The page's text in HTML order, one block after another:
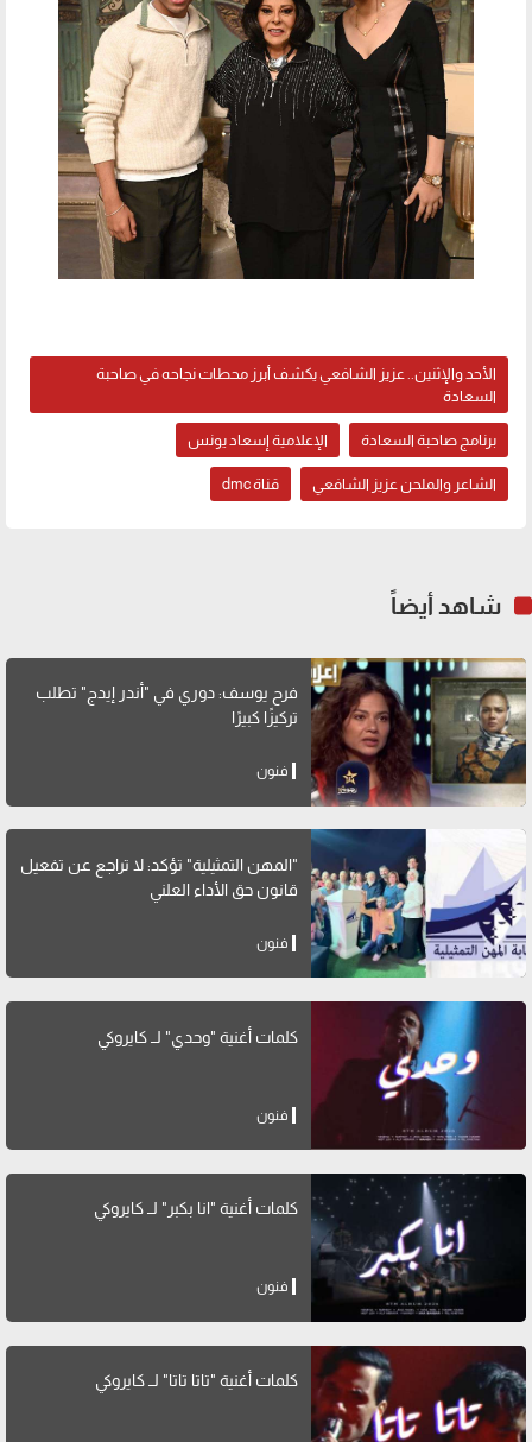
الأحد والإثنين.. عزيز الشافعي يكشف أبرز محطات نجاحه في صاحبة
السعادة
برنامج صاحبة السعادة الإعلامية إسعاد يونس
الشاعر والملحن عزيز الشافعي قناة dmc
شاهد أيضاً
فرح يوسف: دوري في "أندر إيدج" تطلب
تركيزًا كبيرًا
فنون
"المهن التمثيلية" تؤكد: لا تراجع عن تفعيل
قانون حق الأداء العلني
فنون
كلمات أغنية "وحدي" لــ كايروكي
فنون
كلمات أغنية "انا بكبر" لــ كايروكي
فنون
كلمات أغنية "تاتا تاتا" لــ كايروكي